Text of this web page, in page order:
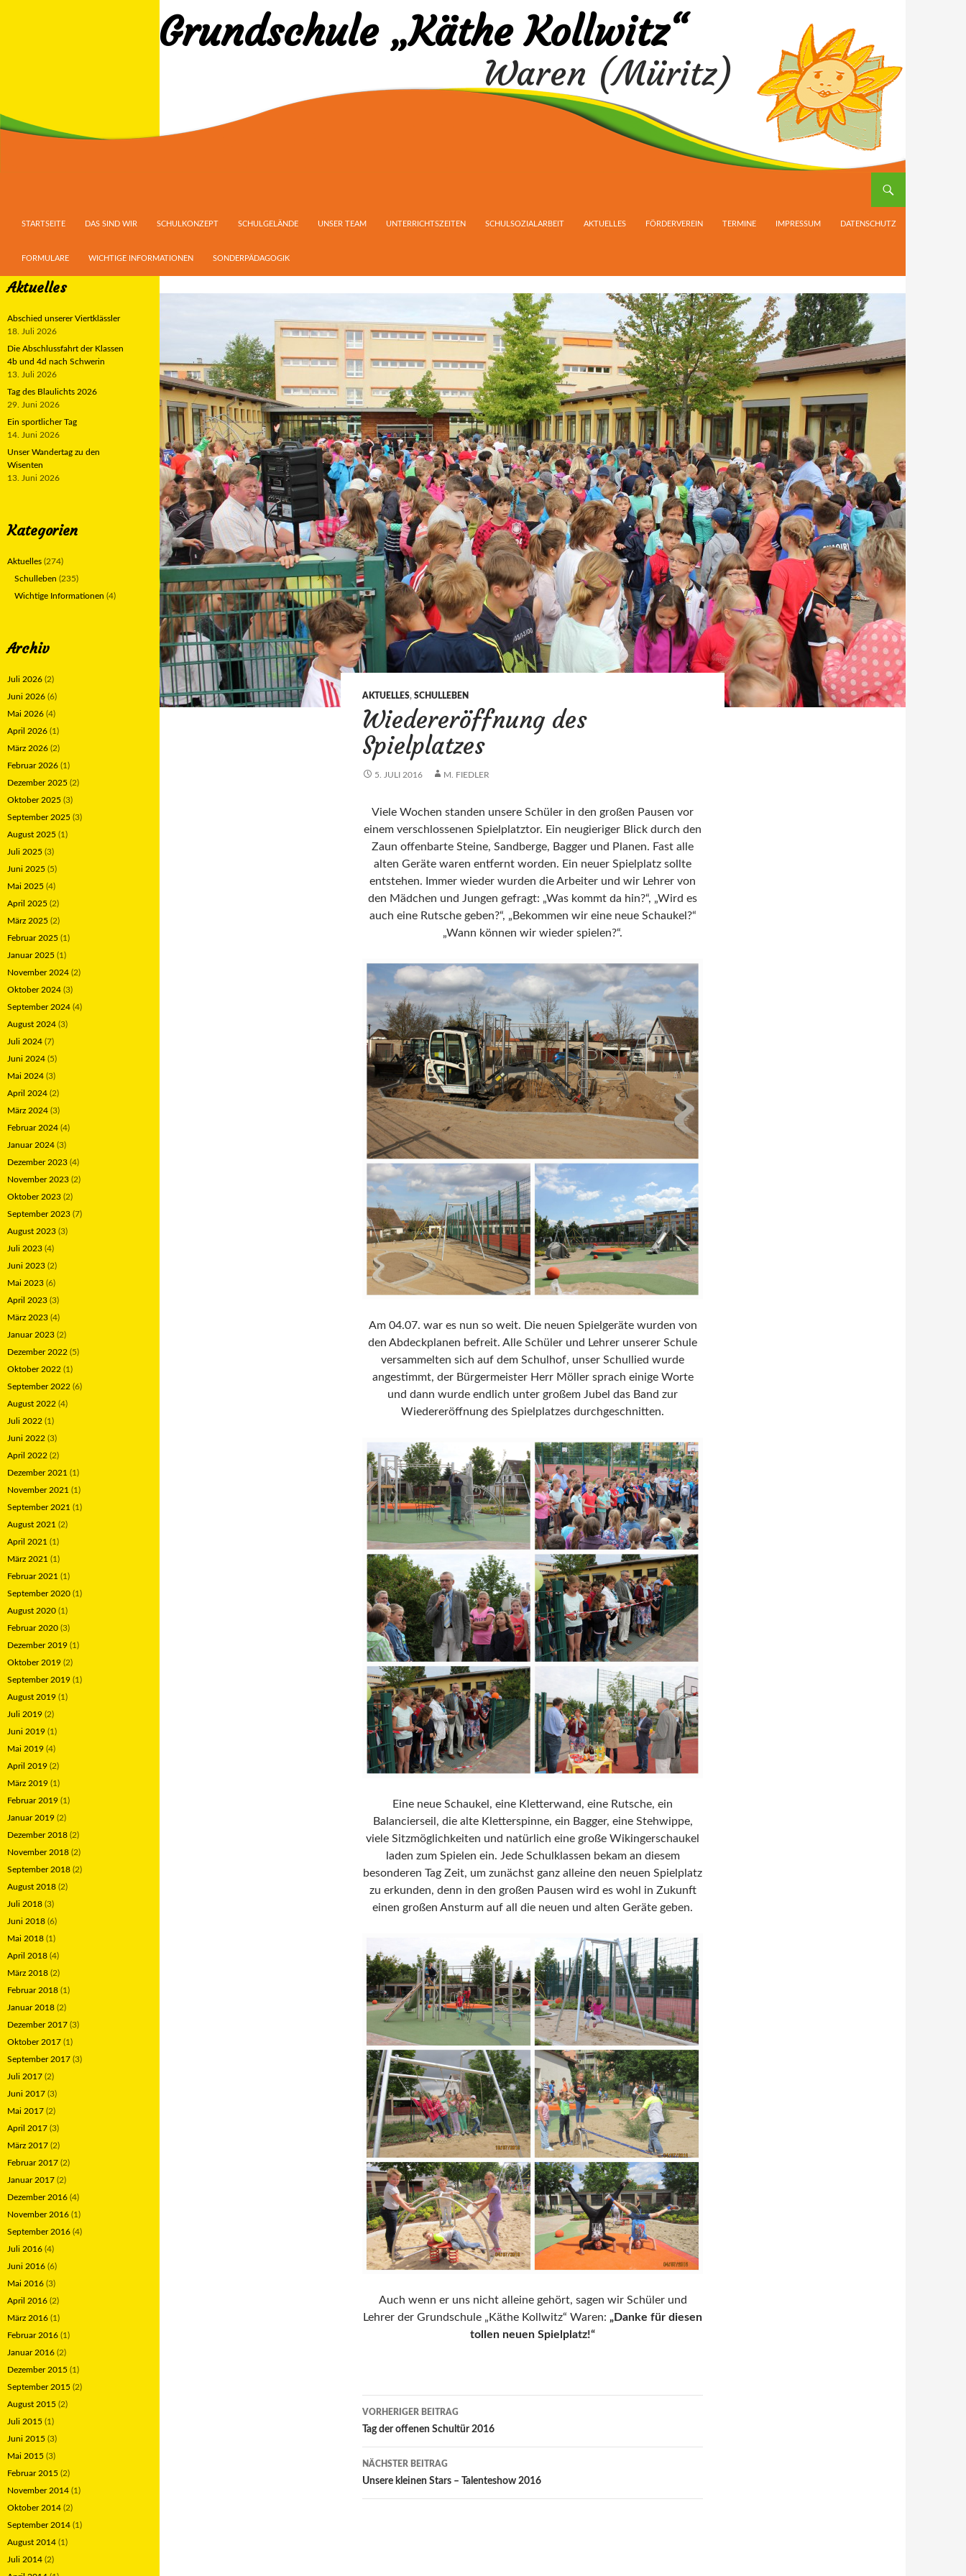
Grundschule „Käthe Kollwitz“
Waren (Müritz)
STARTSEITE
DAS SIND WIR SCHULKONZEPT SCHULGELÄNDE UNSER TEAM UNTERRICHTSZEITEN SCHULSOZIALARBEIT AKTUELLES FÖRDERVEREIN TERMINE IMPRESSUM DATENSCHUTZ
FORMULARE WICHTIGE INFORMATIONEN SONDERPÄDAGOGIK
AKTUELLES, SCHULLEBEN
Wiedereröffnung des
Spielplatzes
5. JULI 2016 M. FIEDLER
Viele Wochen standen unsere Schüler in den großen Pausen vor
einem verschlossenen Spielplatztor. Ein neugieriger Blick durch den
Zaun offenbarte Steine, Sandberge, Bagger und Planen. Fast alle
alten Geräte waren entfernt worden. Ein neuer Spielplatz sollte
entstehen. Immer wieder wurden die Arbeiter und wir Lehrer von
den Mädchen und Jungen gefragt: „Was kommt da hin?“, „Wird es
auch eine Rutsche geben?“, „Bekommen wir eine neue Schaukel?“
„Wann können wir wieder spielen?“.
Am 04.07. war es nun so weit. Die neuen Spielgeräte wurden von
den Abdeckplanen befreit. Alle Schüler und Lehrer unserer Schule
versammelten sich auf dem Schulhof, unser Schullied wurde
angestimmt, der Bürgermeister Herr Möller sprach einige Worte
und dann wurde endlich unter großem Jubel das Band zur
Wiedereröffnung des Spielplatzes durchgeschnitten.
Eine neue Schaukel, eine Kletterwand, eine Rutsche, ein
Balancierseil, die alte Kletterspinne, ein Bagger, eine Stehwippe,
viele Sitzmöglichkeiten und natürlich eine große Wikingerschaukel
laden zum Spielen ein. Jede Schulklassen bekam an diesem
besonderen Tag Zeit, um zunächst ganz alleine den neuen Spielplatz
zu erkunden, denn in den großen Pausen wird es wohl in Zukunft
einen großen Ansturm auf all die neuen und alten Geräte geben.
Auch wenn er uns nicht alleine gehört, sagen wir Schüler und
Lehrer der Grundschule „Käthe Kollwitz“ Waren: „Danke für diesen
tollen neuen Spielplatz!“
Beitrags-
Navigation
VORHERIGER BEITRAG
Tag der offenen Schultür 2016
NÄCHSTER BEITRAG
Unsere kleinen Stars – Talenteshow 2016
Aktuelles
Abschied unserer Viertklässler
18. Juli 2026
Die Abschlussfahrt der Klassen
4b und 4d nach Schwerin
13. Juli 2026
Tag des Blaulichts 2026
29. Juni 2026
Ein sportlicher Tag
14. Juni 2026
Unser Wandertag zu den
Wisenten
13. Juni 2026
Kategorien
Aktuelles (274)
Schulleben (235)
Wichtige Informationen (4)
Archiv
Juli 2026 (2)
Juni 2026 (6)
Mai 2026 (4)
April 2026 (1)
März 2026 (2)
Februar 2026 (1)
Dezember 2025 (2)
Oktober 2025 (3)
September 2025 (3)
August 2025 (1)
Juli 2025 (3)
Juni 2025 (5)
Mai 2025 (4)
April 2025 (2)
März 2025 (2)
Februar 2025 (1)
Januar 2025 (1)
November 2024 (2)
Oktober 2024 (3)
September 2024 (4)
August 2024 (3)
Juli 2024 (7)
Juni 2024 (5)
Mai 2024 (3)
April 2024 (2)
März 2024 (3)
Februar 2024 (4)
Januar 2024 (3)
Dezember 2023 (4)
November 2023 (2)
Oktober 2023 (2)
September 2023 (7)
August 2023 (3)
Juli 2023 (4)
Juni 2023 (2)
Mai 2023 (6)
April 2023 (3)
März 2023 (4)
Januar 2023 (2)
Dezember 2022 (5)
Oktober 2022 (1)
September 2022 (6)
August 2022 (4)
Juli 2022 (1)
Juni 2022 (3)
April 2022 (2)
Dezember 2021 (1)
November 2021 (1)
September 2021 (1)
August 2021 (2)
April 2021 (1)
März 2021 (1)
Februar 2021 (1)
September 2020 (1)
August 2020 (1)
Februar 2020 (3)
Dezember 2019 (1)
Oktober 2019 (2)
September 2019 (1)
August 2019 (1)
Juli 2019 (2)
Juni 2019 (1)
Mai 2019 (4)
April 2019 (2)
März 2019 (1)
Februar 2019 (1)
Januar 2019 (2)
Dezember 2018 (2)
November 2018 (2)
September 2018 (2)
August 2018 (2)
Juli 2018 (3)
Juni 2018 (6)
Mai 2018 (1)
April 2018 (4)
März 2018 (2)
Februar 2018 (1)
Januar 2018 (2)
Dezember 2017 (3)
Oktober 2017 (1)
September 2017 (3)
Juli 2017 (2)
Juni 2017 (3)
Mai 2017 (2)
April 2017 (3)
März 2017 (2)
Februar 2017 (2)
Januar 2017 (2)
Dezember 2016 (4)
November 2016 (1)
September 2016 (4)
Juli 2016 (4)
Juni 2016 (6)
Mai 2016 (3)
April 2016 (2)
März 2016 (1)
Februar 2016 (1)
Januar 2016 (2)
Dezember 2015 (1)
September 2015 (2)
August 2015 (2)
Juli 2015 (1)
Juni 2015 (3)
Mai 2015 (3)
Februar 2015 (2)
November 2014 (1)
Oktober 2014 (2)
September 2014 (1)
August 2014 (1)
Juli 2014 (2)